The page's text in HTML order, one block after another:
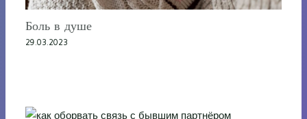
Боль в душе
29.03.2023